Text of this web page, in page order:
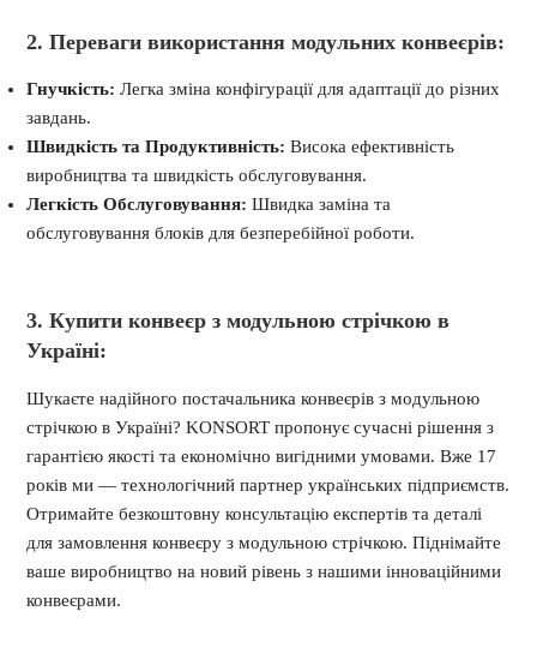
2. Переваги використання модульних конвеєрів:
Гнучкість: Легка зміна конфігурації для адаптації до різних
завдань.
Швидкість та Продуктивність: Висока ефективність
виробництва та швидкість обслуговування.
Легкість Обслуговування: Швидка заміна та
обслуговування блоків для безперебійної роботи.
3. Купити конвеєр з модульною стрічкою в
Україні:
Шукаєте надійного постачальника конвеєрів з модульною
стрічкою в Україні? KONSORT пропонує сучасні рішення з
гарантією якості та економічно вигідними умовами. Вже 17
років ми — технологічний партнер українських підприємств.
Отримайте безкоштовну консультацію експертів та деталі
для замовлення конвеєру з модульною стрічкою. Піднімайте
ваше виробництво на новий рівень з нашими інноваційними
конвеєрами.